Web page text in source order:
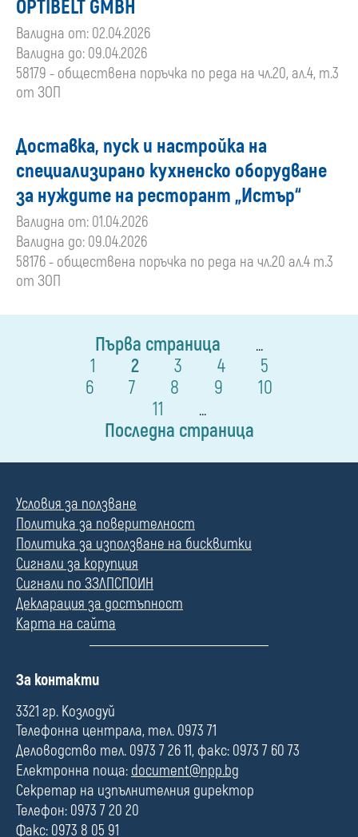
OPTIBELT GMBH
Валидна от: 02.04.2026
Валидна до: 09.04.2026
58179 - обществена поръчка по реда на чл.20, ал.4, т.3
от ЗОП
Доставка, пуск и настройка на
специализирано кухненско оборудване
за нуждите на ресторант „Истър“
Валидна от: 01.04.2026
Валидна до: 09.04.2026
58176 - обществена поръчка по реда на чл.20 ал.4 т.3
от ЗОП
Първа страница ...
1 2 3 4
5
6
7 8 9
10
11
...
Последна страница
Условия за ползване
Политика за поверителност
Политика за използване на бисквитки
Сигнали за корупция
Сигнали по ЗЗЛПСПОИН
Декларация за достъпност
Карта на сайта
П
л
е
За контакти
3321 гр. Козлодуй
Телефонна централа, тел. 0973 71
Деловодство тел. 0973 7 26 11, факс: 0973 7 60 73
Електронна поща: document@npp.bg
Секретар на изпълнителния директор
Телефон: 0973 7 20 20
Факс: 0973 8 05 91